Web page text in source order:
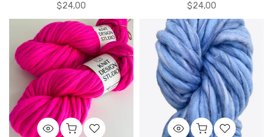
$24,00
$24,00